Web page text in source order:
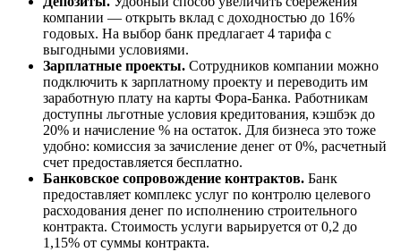
компании — открыть вклад с доходностью до 16%
годовых. На выбор банк предлагает 4 тарифа с
выгодными условиями.
Зарплатные проекты. Сотрудников компании можно
подключить к зарплатному проекту и переводить им
заработную плату на карты Фора-Банка. Работникам
доступны льготные условия кредитования, кэшбэк до
20% и начисление % на остаток. Для бизнеса это тоже
удобно: комиссия за зачисление денег от 0%, расчетный
счет предоставляется бесплатно.
Банковское сопровождение контрактов. Банк
предоставляет комплекс услуг по контролю целевого
расходования денег по исполнению строительного
контракта. Стоимость услуги варьируется от 0,2 до
1,15% от суммы контракта.